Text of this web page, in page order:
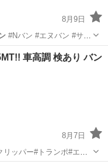
8月9日
#Nバン #エヌバン #サン
ゼット
り バン
8月7日
リッパー#トランポ#エブ